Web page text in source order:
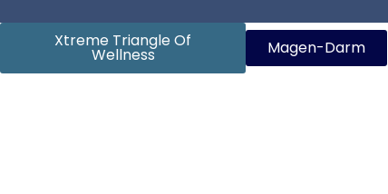
Xtreme Triangle Of
Wellness Magen-Darm